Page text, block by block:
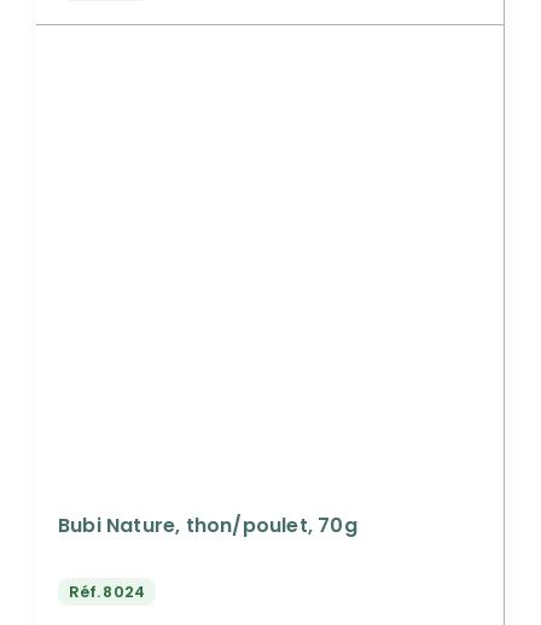
Bubi Nature, thon/poulet, 70g
Réf.8024